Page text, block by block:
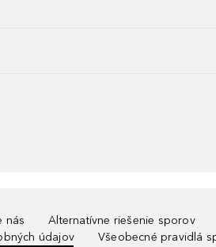
nás
Alternatívne riešenie sporov
údajov
Všeobecné pravidlá